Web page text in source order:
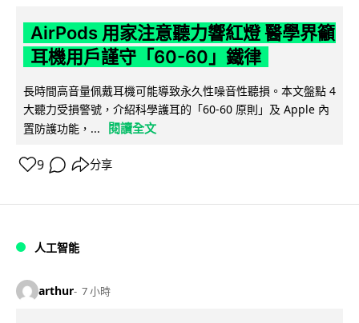
AirPods 用家注意聽力響紅燈 醫學界籲
耳機用戶謹守「60-60」鐵律
長時間高音量佩戴耳機可能導致永久性噪音性聽損。本文盤點 4
大聽力受損警號，介紹科學護耳的「60-60 原則」及 Apple 內
置防護功能，...
閱讀全文
9 分享
人工智能
arthur 7 小時